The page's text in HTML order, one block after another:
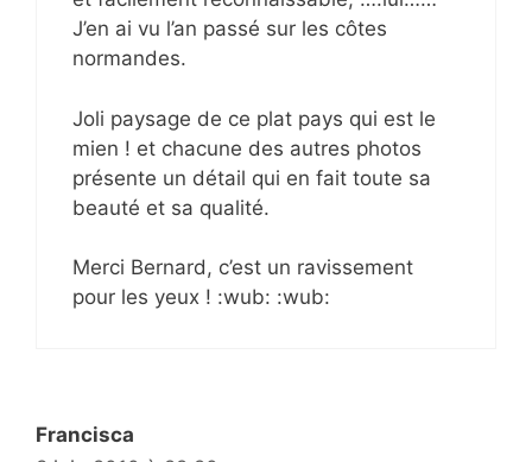
J’en ai vu l’an passé sur les côtes
normandes.
Joli paysage de ce plat pays qui est le
mien ! et chacune des autres photos
présente un détail qui en fait toute sa
beauté et sa qualité.
Merci Bernard, c’est un ravissement
pour les yeux ! :wub: :wub:
Francisca